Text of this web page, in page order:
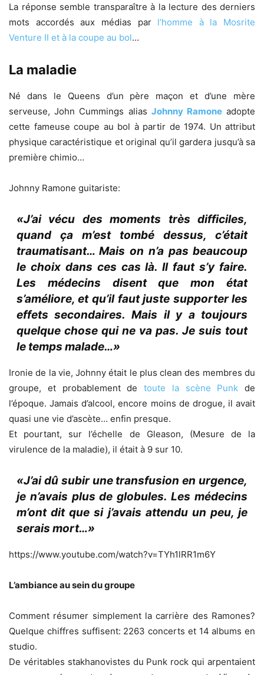
La réponse semble transparaître à la lecture des derniers
mots accordés aux médias par l’homme à la Mosrite
Venture II et à la coupe au bol…
La maladie
Né dans le Queens d’un père maçon et d’une mère
serveuse, John Cummings alias Johnny Ramoneadopte
cette fameuse coupe au bol à partir de 1974. Un attribut
physique caractéristique et original qu’il gardera jusqu’à sa
première chimio…
Johnny Ramone guitariste:
«J’ai vécu des moments très difficiles,
quand ça m’est tombé dessus, c’était
traumatisant… Mais on n’a pas beaucoup
le choix dans ces cas là. Il faut s’y faire.
Les médecins disent que mon état
s’améliore, et qu’il faut juste supporter les
effets secondaires. Mais il y a toujours
quelque chose qui ne va pas. Je suis tout
le temps malade…»
Ironie de la vie, Johnny était le plus clean des membres du
groupe, et probablement de toute la scène Punk de
l’époque. Jamais d’alcool, encore moins de drogue, il avait
quasi une vie d’ascète… enfin presque.
Et pourtant, sur l’échelle de Gleason, (Mesure de la
virulence de la maladie), il était à 9 sur 10.
«J’ai dû subir une transfusion en urgence,
je n’avais plus de globules. Les médecins
m’ont dit que si j’avais attendu un peu, je
serais mort…»
https://www.youtube.com/watch?v=TYh1lRR1m6Y
L’ambiance au sein du groupe
Comment résumer simplement la carrière des Ramones?
Quelque chiffres suffisent: 2263 concerts et 14 albums en
studio.
De véritables stakhanovistes du Punk rock qui arpentaient